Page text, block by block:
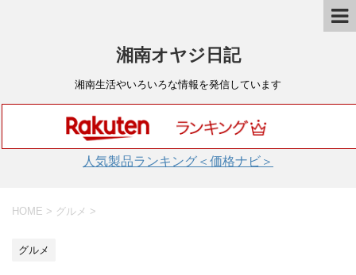
湘南オヤジ日記
湘南生活やいろいろな情報を発信しています
人気製品ランキング＜価格ナビ＞
HOME > グルメ >
グルメ